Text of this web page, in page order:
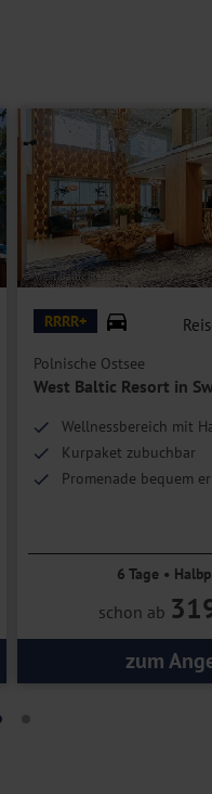
© West Baltic Resort
RRRR+
Polnische Ostsee
West Baltic Resort in
Wellnessbereich mit
Kurpaket zubuchbar
Promenade bequem
6 Tage •
schon ab
zum